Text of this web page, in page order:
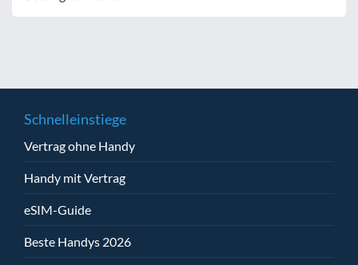
Schnelleinstiege
Vertrag ohne Handy
Handy mit Vertrag
eSIM-Guide
Beste Handys 2026